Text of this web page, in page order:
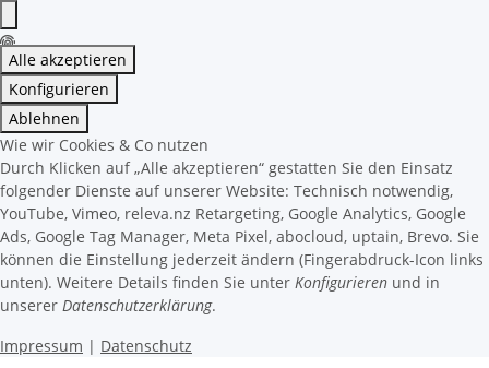
Alle akzeptieren
Konfigurieren
Ablehnen
Wie wir Cookies & Co nutzen
Durch Klicken auf „Alle akzeptieren“ gestatten Sie den Einsatz
folgender Dienste auf unserer Website: Technisch notwendig,
YouTube, Vimeo, releva.nz Retargeting, Google Analytics, Google
Ads, Google Tag Manager, Meta Pixel, abocloud, uptain, Brevo. Sie
können die Einstellung jederzeit ändern (Fingerabdruck-Icon links
unten). Weitere Details finden Sie unter Konfigurieren und in
unserer Datenschutzerklärung.
Impressum | Datenschutz